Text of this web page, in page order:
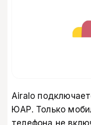
Airalo
ЮАР. Только
телефона не